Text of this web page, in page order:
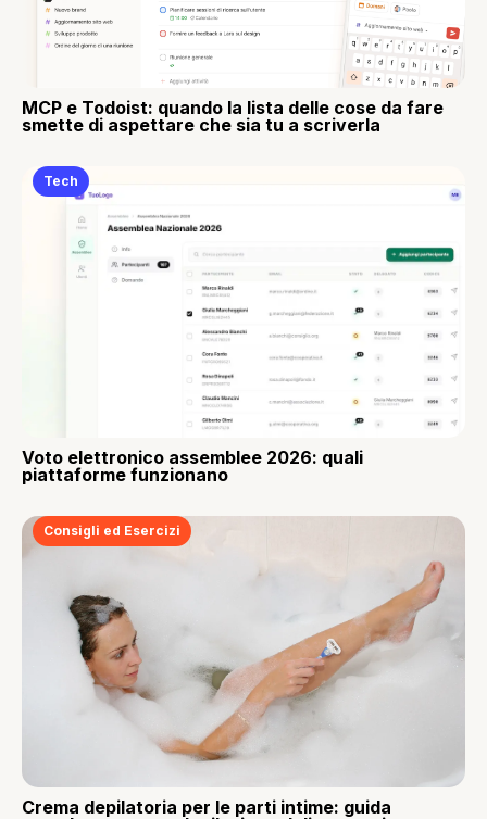
MCP e Todoist: quando la lista delle cose da fare
smette di aspettare che sia tu a scriverla
Tech
Voto elettronico assemblee 2026: quali
piattaforme funzionano
Consigli ed Esercizi
Crema depilatoria per le parti intime: guida